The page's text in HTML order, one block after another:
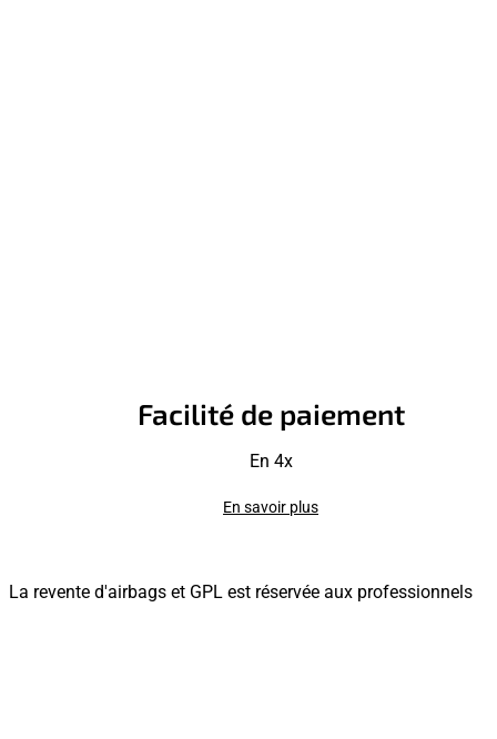
Facilité de paiement
En 4x
En savoir plus
La revente d'airbags et GPL est réservée aux professionnels